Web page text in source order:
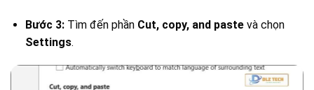
Bước 3:Tìm đến phần Cut, copy, and pastevà chọn
Settings.